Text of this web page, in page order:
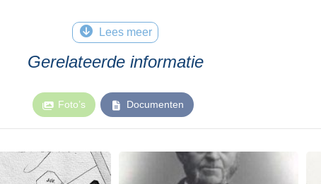
Lees meer
Gerelateerde informatie
Foto’s Documenten